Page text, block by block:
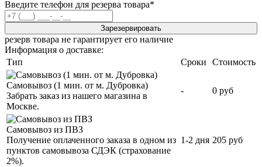
Введите телефон для резерва товара*
Зарезервировать
резерв товара не гарантирует его наличие
Информация о доставке:
Тип
Сроки Стоимость
Самовывоз (1 мин. от м. Дубровка)
Забрать заказ из нашего магазина в
Москве.
- 0 руб
Самовывоз из ПВЗ
Получение оплаченного заказа в одном из
пунктов самовывоза СДЭК (страхование
2%).
1-2 дня 205 руб